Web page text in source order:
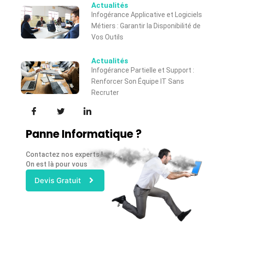
Actualités
Infogérance Applicative et Logiciels
Métiers : Garantir la Disponibilité de
Vos Outils
Actualités
Infogérance Partielle et Support :
Renforcer Son Équipe IT Sans
Recruter
Panne Informatique ?
Contactez nos experts !
On est là pour vous
Devis Gratuit